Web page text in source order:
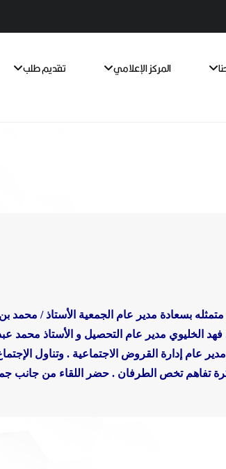
المركز الإعلامي تقديم طلب
بسعادة مدير عام الجمعية الأستاذ / محمد بن
فهد الخليوي مدير عام التحصيل و الأستاذ محمد
عام إدارة القروض الاجتماعية . وتناول
تفاهم تخص الطرفان . حضر اللقاء من جانب